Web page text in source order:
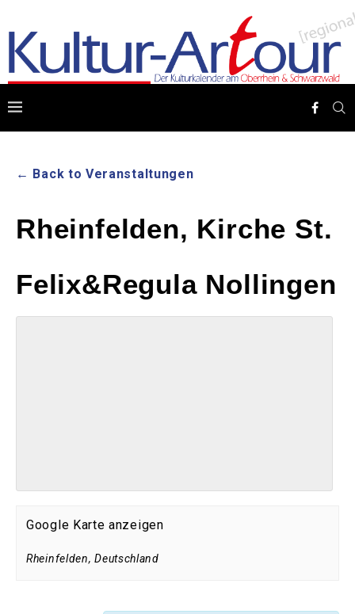
← Back to Veranstaltungen
Rheinfelden, Kirche St.
Felix&Regula Nollingen
Google Karte anzeigen
Rheinfelden, Deutschland